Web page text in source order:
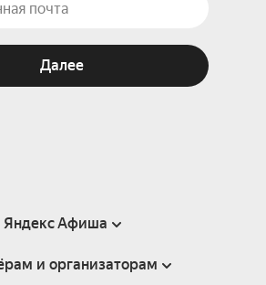
Далее
Яндекс Афиша
Справка
и организаторам